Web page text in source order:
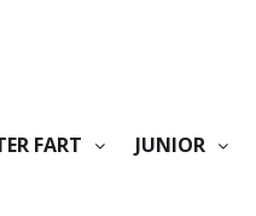
FART JUNIOR